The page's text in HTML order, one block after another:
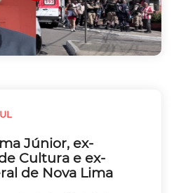
Júnior, ex-
Cultura e ex-
de Nova Lima